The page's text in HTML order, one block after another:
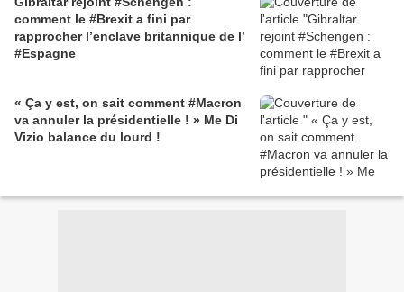
comment le #Brexit a fini par
rapprocher l’enclave britannique de l’
#Espagne
« Ça y est, on sait comment #Macron
va annuler la présidentielle ! » Me Di
Vizio balance du lourd !